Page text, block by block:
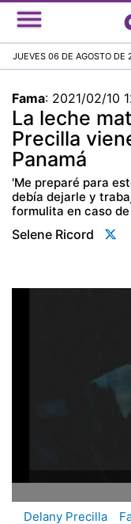
JUEVES 06 DE AGOSTO DE
Fama: 2021/02/10
La leche
Precilla
Panamá
'Me preparé para
debía dejarle y
formulita en caso
Selene Ricord
Delany Precilla